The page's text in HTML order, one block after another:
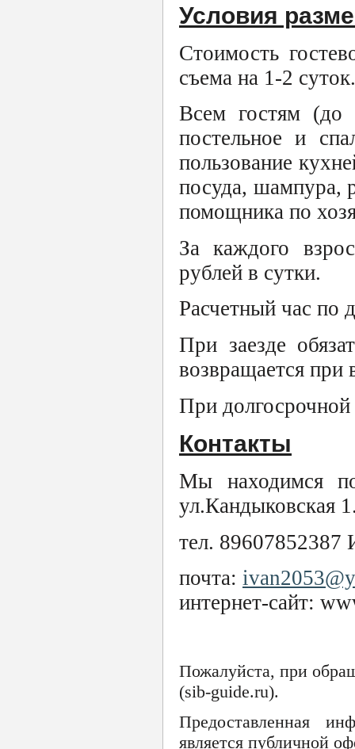
Условия
Стоимость
съема на 1-2 суток.
Всем гостям (до
постельное и
пользование
посуда, шампура,
помощника по
За каждого
рублей в сутки.
Расчетный час по
При заезде
возвращается при
При
Контакты
Мы находимся
ул.Кандыковская
тел. 89607852387
почта:
интернет-сайт:
Пожалуйста, при
(sib-guide.ru).
Предоставленная
является публичной